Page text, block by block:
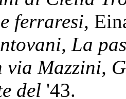
ferraresi,
La
via Mazzini,
del '43.